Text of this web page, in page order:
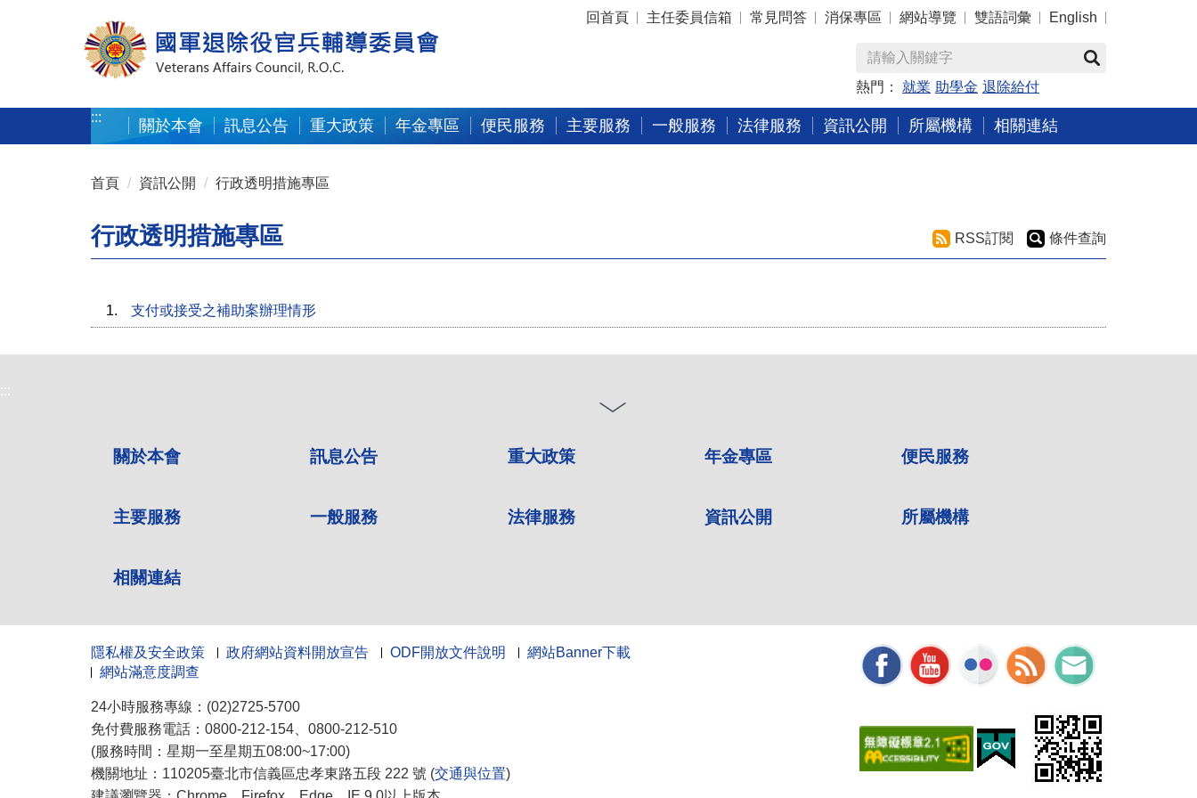
:::
回首頁 主任委員信箱 常見問答 消保專區 網站導覽 雙語詞彙 English
熱門： 就業 助學金 退除給付
:::
關於本會 訊息公告 重大政策 年金專區 便民服務 主要服務 一般服務 法律服務 資訊公開 所屬機構 相關連結
首頁 資訊公開 行政透明措施專區
行政透明措施專區 RSS訂閱 條件查詢
1. 支付或接受之補助案辦理情形
:::
關於本會 訊息公告 重大政策 年金專區 便民服務
主要服務 一般服務 法律服務 資訊公開 所屬機構
相關連結
隱私權及安全政策 政府網站資料開放宣告 ODF開放文件說明
網站Banner下載
網站滿意度調查
24小時服務專線：(02)2725-5700
免付費服務電話：0800-212-154、0800-212-510
(服務時間：星期一至星期五08:00~17:00)
機關地址：110205臺北市信義區忠孝東路五段 222 號 (交通與位置)